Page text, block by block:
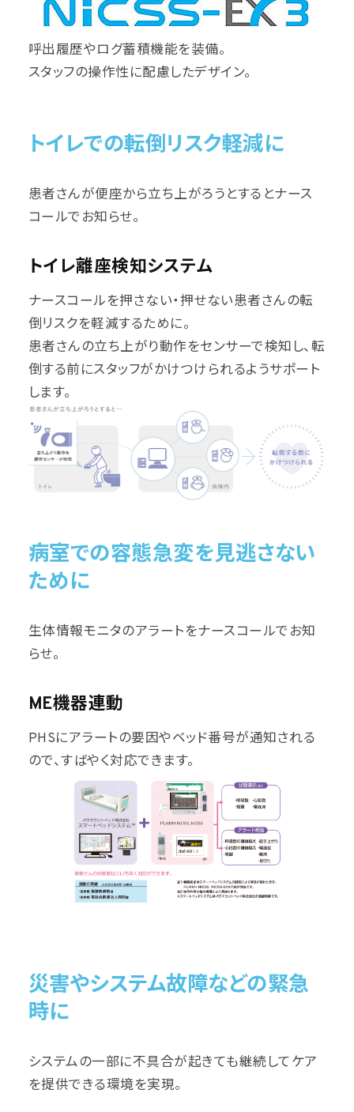
呼出履歴やログ蓄積機能を装備。
スタッフの操作性に配慮したデザイン。
トイレでの転倒リスク軽減に
患者さんが便座から立ち上がろうとするとナース
コールでお知らせ。
トイレ離座検知システム
ナースコールを押さない・押せない患者さんの転
倒リスクを軽減するために。
患者さんの立ち上がり動作をセンサーで検知し、転
倒する前にスタッフがかけつけられるようサポート
します。
病室での容態急変を見逃さない
ために
生体情報モニタのアラートをナースコールでお知
らせ。
ME機器連動
PHSにアラートの要因やベッド番号が通知される
ので、すばやく対応できます。
災害やシステム故障などの緊急
時に
システムの一部に不具合が起きても継続してケア
を提供できる環境を実現。